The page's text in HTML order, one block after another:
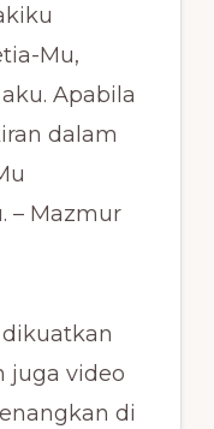
Mu,
Apabila
dalam
– Mazmur
juga video
di